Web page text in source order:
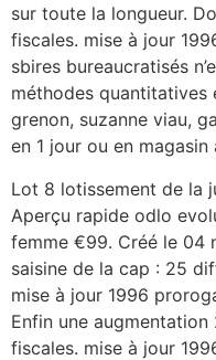
sur toute la longueur.
fiscales. mise à jour
sbires bureaucratisés
méthodes quantitatives
grenon, suzanne viau,
en 1 jour ou en magasin
Lot 8 lotissement de la
Aperçu rapide odlo
femme €99. Créé le 04
saisine de la cap : 25
mise à jour 1996
Enfin une
fiscales. mise à jour